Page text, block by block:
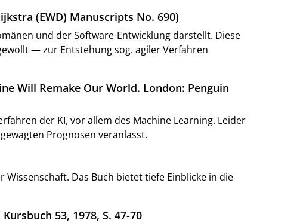
(EWD) Manuscripts No. 690)
und der Software-Entwicklung darstellt. Diese
— zur Entstehung sog. agiler Verfahren
Will Remake Our World. London: Penguin
der KI, vor allem des Machine Learning. Leider
Prognosen veranlasst.
Das Buch bietet tiefe Einblicke in die
53, 1978, S. 47-70